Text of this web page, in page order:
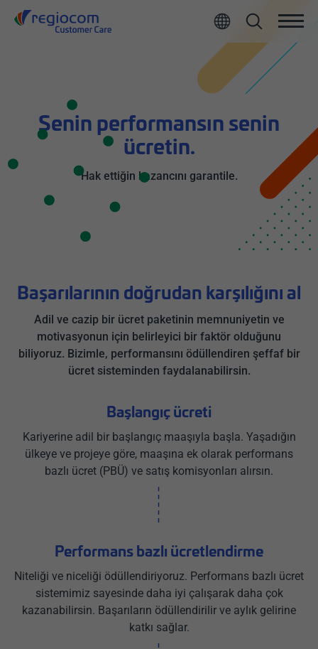
Senin performansın senin
ücretin.
Hak ettiğin kazancını garantile.
Başarılarının doğrudan karşılığını al
Adil ve cazip bir ücret paketinin memnuniyetin ve
motivasyonun için belirleyici bir faktör olduğunu
biliyoruz. Bizimle, performansını ödüllendiren şeffaf bir
ücret sisteminden faydalanabilirsin.
Başlangıç ücreti
Kariyerine adil bir başlangıç maaşıyla başla. Yaşadığın
ülkeye ve projeye göre, maaşına ek olarak performans
bazlı ücret (PBÜ) ve satış komisyonları alırsın.
Performans bazlı ücretlendirme
Niteliği ve niceliği ödüllendiriyoruz. Performans bazlı ücret
sistemimiz sayesinde daha iyi çalışarak daha çok
kazanabilirsin. Başarıların ödüllendirilir ve aylık gelirine
katkı sağlar.